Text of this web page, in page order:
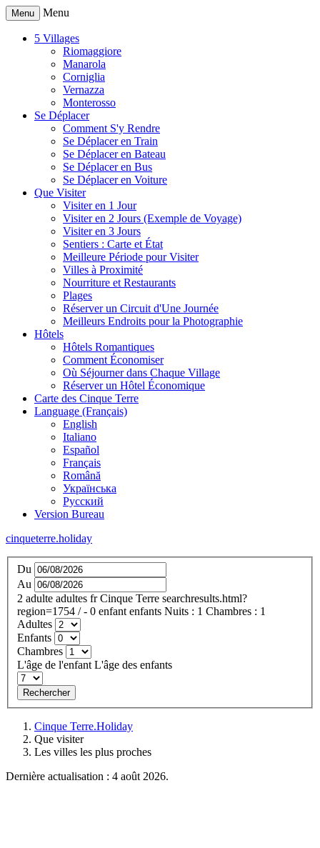
Menu Menu
5 Villages
Riomaggiore
Manarola
Corniglia
Vernazza
Monterosso
Se Déplacer
Comment S'y Rendre
Se Déplacer en Train
Se Déplacer en Bateau
Se Déplacer en Bus
Se Déplacer en Voiture
Que Visiter
Visiter en 1 Jour
Visiter en 2 Jours (Exemple de Voyage)
Visiter en 3 Jours
Sentiers : Carte et État
Meilleure Période pour Visiter
Villes à Proximité
Nourriture et Restaurants
Plages
Réserver un Circuit d'Une Journée
Meilleurs Endroits pour la Photographie
Hôtels
Hôtels Romantiques
Comment Économiser
Où Séjourner dans Chaque Village
Réserver un Hôtel Économique
Carte des Cinque Terre
Language (Français)
English
Italiano
Español
Français
Română
Українська
Русский
Version Bureau
cinqueterre.holiday
Du
Au
2 adulte adultes fr Cinque Terre searchresults.html?
region=1754 / - 0 enfant enfants Nuits : 1 Chambres : 1
Adultes
Enfants
Chambres
L'âge de l'enfant L'âge des enfants
Rechercher
Cinque Terre.Holiday
Que visiter
Les villes les plus proches
Dernière actualisation : 4 août 2026.